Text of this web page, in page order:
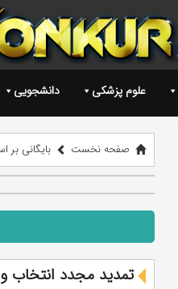
علوم پزشکی دانشجویی
صفحه نخست بایگانی بر
تمدید مجدد انتخاب